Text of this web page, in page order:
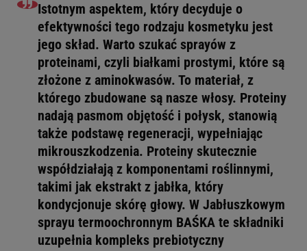
Istotnym aspektem, który decyduje o
efektywności tego rodzaju kosmetyku jest
jego skład. Warto szukać sprayów z
proteinami, czyli białkami prostymi, które są
złożone z aminokwasów. To materiał, z
którego zbudowane są nasze włosy. Proteiny
nadają pasmom objętość i połysk, stanowią
także podstawę regeneracji, wypełniając
mikrouszkodzenia. Proteiny skutecznie
współdziałają z komponentami roślinnymi,
takimi jak ekstrakt z jabłka, który
kondycjonuje skórę głowy. W Jabłuszkowym
sprayu termoochronnym BAŚKA te składniki
uzupełnia kompleks prebiotyczny